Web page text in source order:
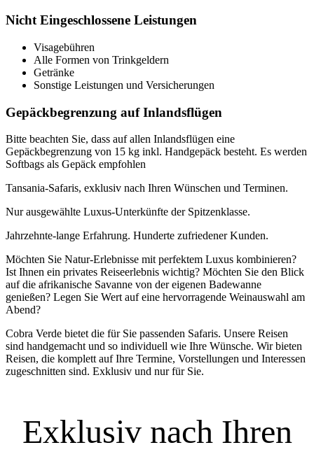
Nicht Eingeschlossene Leistungen
Visagebühren
Alle Formen von Trinkgeldern
Getränke
Sonstige Leistungen und Versicherungen
Gepäckbegrenzung auf Inlandsflügen
Bitte beachten Sie, dass auf allen Inlandsflügen eine
Gepäckbegrenzung von 15 kg inkl. Handgepäck besteht. Es werden
Softbags als Gepäck empfohlen
Tansania-Safaris, exklusiv nach Ihren Wünschen und Terminen.
Nur ausgewählte Luxus-Unterkünfte der Spitzenklasse.
Jahrzehnte-lange Erfahrung. Hunderte zufriedener Kunden.
Möchten Sie Natur-Erlebnisse mit perfektem Luxus kombinieren?
Ist Ihnen ein privates Reiseerlebnis wichtig? Möchten Sie den Blick
auf die afrikanische Savanne von der eigenen Badewanne
genießen? Legen Sie Wert auf eine hervorragende Weinauswahl am
Abend?
Cobra Verde bietet die für Sie passenden Safaris. Unsere Reisen
sind handgemacht und so individuell wie Ihre Wünsche. Wir bieten
Reisen, die komplett auf Ihre Termine, Vorstellungen und Interessen
zugeschnitten sind. Exklusiv und nur für Sie.
Exklusiv nach Ihren